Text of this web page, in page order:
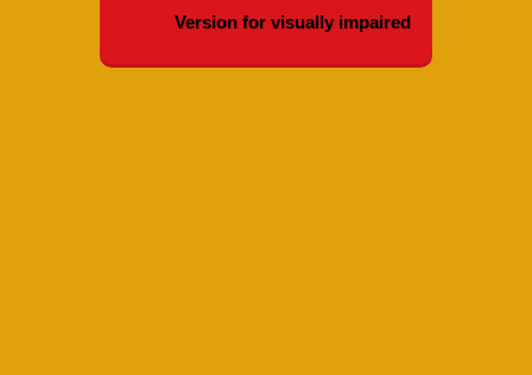
Version for visually impaired